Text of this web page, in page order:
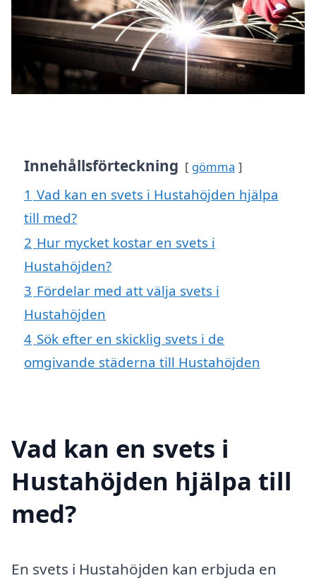
Innehållsförteckning gömma
1 Vad kan en svets i Hustahöjden hjälpa
till med?
2 Hur mycket kostar en svets i
Hustahöjden?
3 Fördelar med att välja svets i
Hustahöjden
4 Sök efter en skicklig svets i de
omgivande städerna till Hustahöjden
Vad kan en svets i
Hustahöjden hjälpa till
med?
En svets i Hustahöjden kan erbjuda en